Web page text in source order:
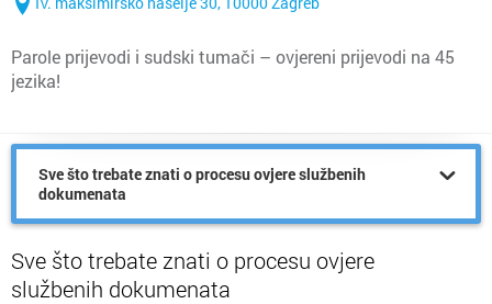
Parole prijevodi i sudski tumači – ovjereni prijevodi na 45
jezika!
Sve što trebate znati o procesu ovjere službenih
dokumenata
Sve što trebate znati o procesu ovjere
službenih dokumenata